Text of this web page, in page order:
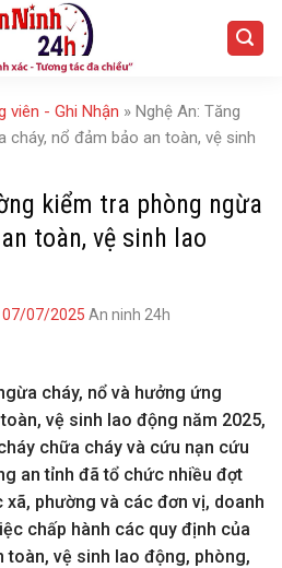
viên - Ghi Nhận » Nghệ An: Tăng
cháy, nổ đảm bảo an toàn, vệ sinh
kiểm tra phòng ngừa
toàn, vệ sinh lao
07/07/2025 An ninh 24h
cháy, nổ và hưởng ứng
vệ sinh lao động năm 2025,
chữa cháy và cứu nạn cứu
an tỉnh đã tổ chức nhiều đợt
phường và các đơn vị, doanh
chấp hành các quy định của
toàn, vệ sinh lao động, phòng,